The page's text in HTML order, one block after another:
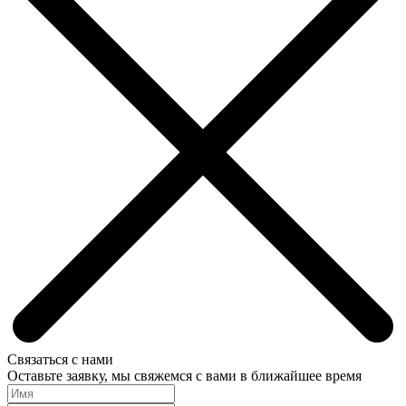
Связаться с нами
Оставьте заявку, мы свяжемся с вами в ближайшее время